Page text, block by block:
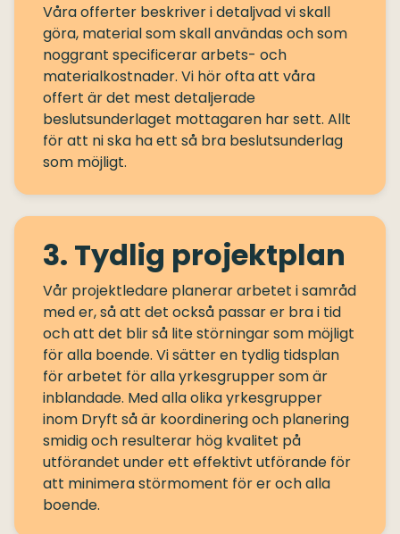
Våra offerter beskriver i detaljvad vi skall
göra, material som skall användas och som
noggrant specificerar arbets- och
materialkostnader. Vi hör ofta att våra
offert är det mest detaljerade
beslutsunderlaget mottagaren har sett. Allt
för att ni ska ha ett så bra beslutsunderlag
3. Tydlig projektplan
Vår projektledare planerar arbetet i samråd
med er, så att det också passar er bra i tid
och att det blir så lite störningar som möjligt
för alla boende. Vi sätter en tydlig tidsplan
för arbetet för alla yrkesgrupper som är
inblandade. Med alla olika yrkesgrupper
inom Dryft så är koordinering och planering
smidig och resulterar hög kvalitet på
utförandet under ett effektivt utförande för
att minimera störmoment för er och alla